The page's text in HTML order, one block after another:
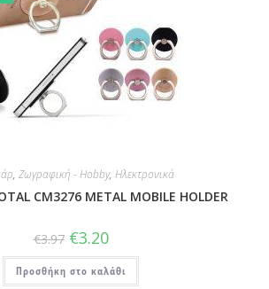
, Ζωγραφική - Hobby, Ηλεκτρονικά
CM3276 METAL MOBILE HOLDER
€3.97 €3.20
Προσθήκη στο καλάθι